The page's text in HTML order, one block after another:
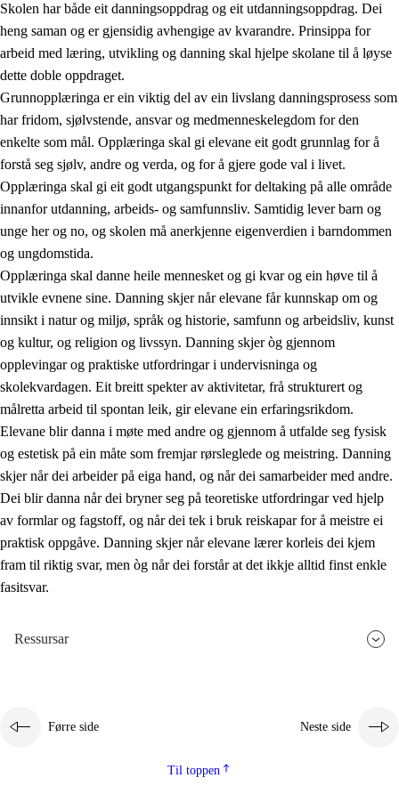
2. Prinsipp for læring, utvikling og danning
2.1 Sosial læring og utvikling
2.2 Kompetanse i faga
2.3 Grunnleggjande ferdigheiter
2.4 Å lære å lære
Tverrfaglege tema
Skolen har både eit danningsoppdrag og eit utdanningsoppdrag. Dei
heng saman og er gjensidig avhengige av kvarandre. Prinsippa for
arbeid med læring, utvikling og danning skal hjelpe skolane til å løyse
dette doble oppdraget.
Grunnopplæringa er ein viktig del av ein livslang danningsprosess som
har fridom, sjølvstende, ansvar og medmenneskelegdom for den
enkelte som mål. Opplæringa skal gi elevane eit godt grunnlag for å
forstå seg sjølv, andre og verda, og for å gjere gode val i livet.
Opplæringa skal gi eit godt utgangspunkt for deltaking på alle område
innanfor utdanning, arbeids- og samfunnsliv. Samtidig lever barn og
unge her og no, og skolen må anerkjenne eigenverdien i barndommen
og ungdomstida.
Opplæringa skal danne heile mennesket og gi kvar og ein høve til å
utvikle evnene sine. Danning skjer når elevane får kunnskap om og
innsikt i natur og miljø, språk og historie, samfunn og arbeidsliv, kunst
og kultur, og religion og livssyn. Danning skjer òg gjennom
opplevingar og praktiske utfordringar i undervisninga og
skolekvardagen. Eit breitt spekter av aktivitetar, frå strukturert og
målretta arbeid til spontan leik, gir elevane ein erfaringsrikdom.
Elevane blir danna i møte med andre og gjennom å utfalde seg fysisk
og estetisk på ein måte som fremjar rørsleglede og meistring. Danning
skjer når dei arbeider på eiga hand, og når dei samarbeider med andre.
Dei blir danna når dei bryner seg på teoretiske utfordringar ved hjelp
av formlar og fagstoff, og når dei tek i bruk reiskapar for å meistre ei
praktisk oppgåve. Danning skjer når elevane lærer korleis dei kjem
fram til riktig svar, men òg når dei forstår at det ikkje alltid finst enkle
fasitsvar.
Ressursar
Førre side Neste side
Til toppen